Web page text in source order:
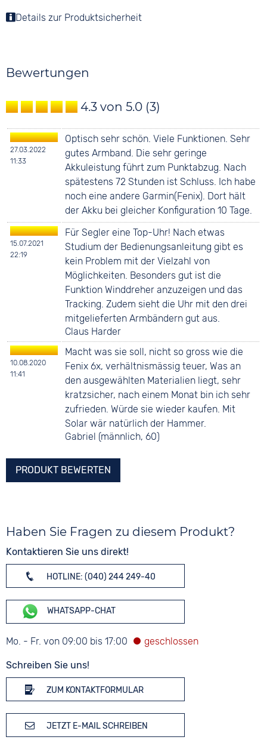
Details zur Produktsicherheit
Bewertungen
4.3 von 5.0 (3)
27.03.2022
11:33
Optisch sehr schön. Viele Funktionen. Sehr
gutes Armband. Die sehr geringe
Akkuleistung führt zum Punktabzug. Nach
spätestens 72 Stunden ist Schluss. Ich habe
noch eine andere Garmin(Fenix). Dort hält
der Akku bei gleicher Konfiguration 10 Tage.
15.07.2021
22:19
Für Segler eine Top-Uhr! Nach etwas
Studium der Bedienungsanleitung gibt es
kein Problem mit der Vielzahl von
Möglichkeiten. Besonders gut ist die
Funktion Winddreher anzuzeigen und das
Tracking. Zudem sieht die Uhr mit den drei
mitgelieferten Armbändern gut aus.
Claus Harder
10.08.2020
11:41
Macht was sie soll, nicht so gross wie die
Fenix 6x, verhältnismässig teuer, Was an
den ausgewählten Materialien liegt, sehr
kratzsicher, nach einem Monat bin ich sehr
zufrieden. Würde sie wieder kaufen. Mit
Solar wär natürlich der Hammer.
Gabriel (männlich, 60)
PRODUKT BEWERTEN
Haben Sie Fragen zu diesem Produkt?
Kontaktieren Sie uns direkt!
HOTLINE: (040) 244 249-40
WHATSAPP-CHAT
Mo. - Fr. von 09:00 bis 17:00
Schreiben Sie uns!
ZUM KONTAKTFORMULAR
JETZT E-MAIL SCHREIBEN